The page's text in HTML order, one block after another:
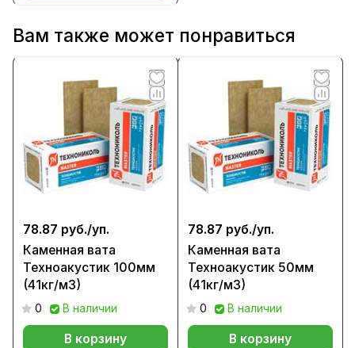
Вам также может понравиться
78.87 руб./уп.
Каменная вата
Техноакустик 100мм
(41кг/м3)
0 В наличии
В корзину
78.87 руб./уп.
Каменная вата
Техноакустик 50мм
(41кг/м3)
0 В наличии
В корзину